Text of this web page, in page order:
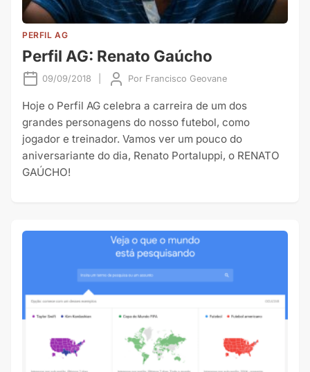
PERFIL AG
Perfil AG: Renato Gaúcho
09/09/2018 Por Francisco Geovane
Hoje o Perfil AG celebra a carreira de um dos
grandes personagens do nosso futebol, como
jogador e treinador. Vamos ver um pouco do
aniversariante do dia, Renato Portaluppi, o RENATO
GAÚCHO!